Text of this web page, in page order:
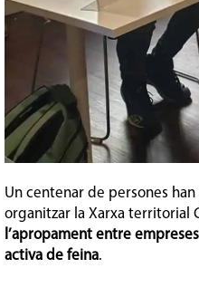
Un centenar de persones
organitzar la Xarxa territorial
l’apropament entre
activa de feina.